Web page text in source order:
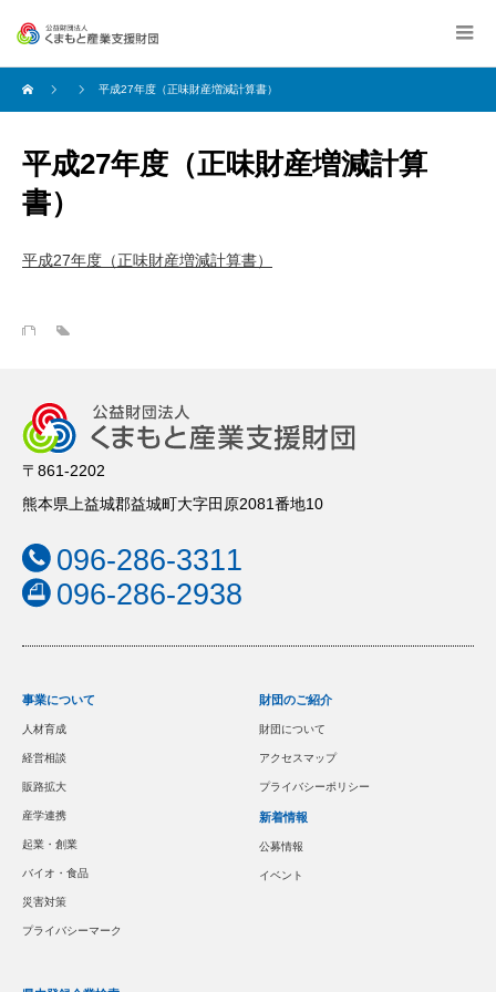
平成27年度（正味財産増減計算書）
平成27年度（正味財産増減計算
書）
平成27年度（正味財産増減計算書）
〒861-2202
熊本県上益城郡益城町大字田原2081番地10
096-286-3311
096-286-2938
事業について
人材育成
経営相談
販路拡大
産学連携
起業・創業
バイオ・食品
災害対策
プライバシーマーク
財団のご紹介
財団について
アクセスマップ
プライバシーポリシー
新着情報
公募情報
イベント